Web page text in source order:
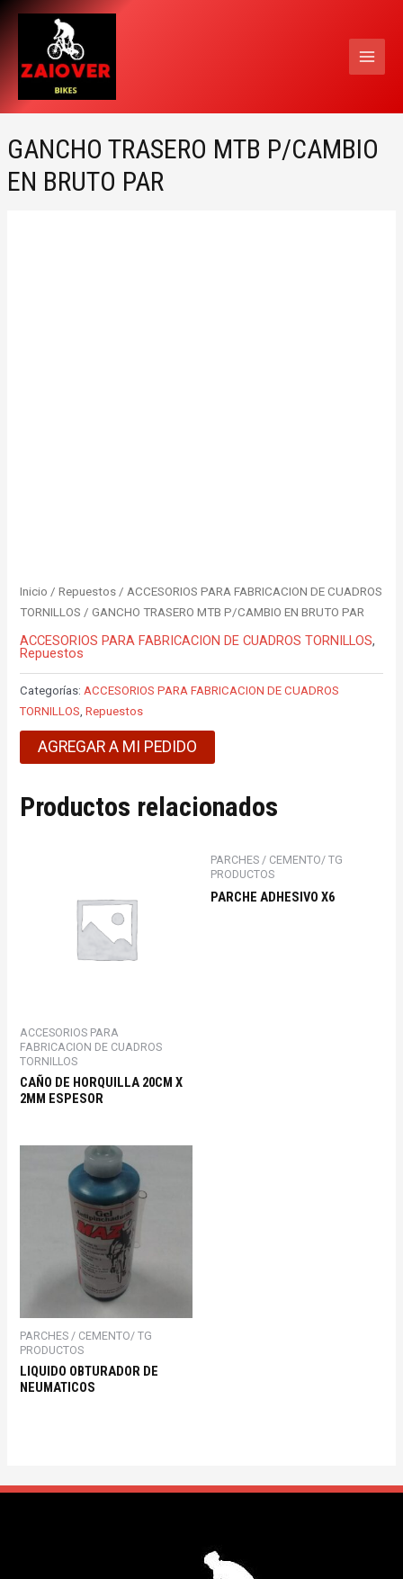
contenido
GANCHO TRASERO MTB P/CAMBIO
EN BRUTO PAR
Inicio /Repuestos /ACCESORIOS PARA FABRICACION DE CUADROS
TORNILLOS / GANCHO TRASERO MTB P/CAMBIO EN BRUTO PAR
ACCESORIOS PARA FABRICACION DE CUADROS TORNILLOS,
Repuestos
Categorías: ACCESORIOS PARA FABRICACION DE CUADROS
TORNILLOS ,Repuestos
AGREGAR A MI PEDIDO
Productos relacionados
ACCESORIOS PARA
FABRICACION DE CUADROS
TORNILLOS
CAÑO DE HORQUILLA 20CM X
2MM ESPESOR
PARCHES / CEMENTO/ TG
PRODUCTOS
PARCHE ADHESIVO X6
PARCHES / CEMENTO/ TG
PRODUCTOS
LIQUIDO OBTURADOR DE
NEUMATICOS